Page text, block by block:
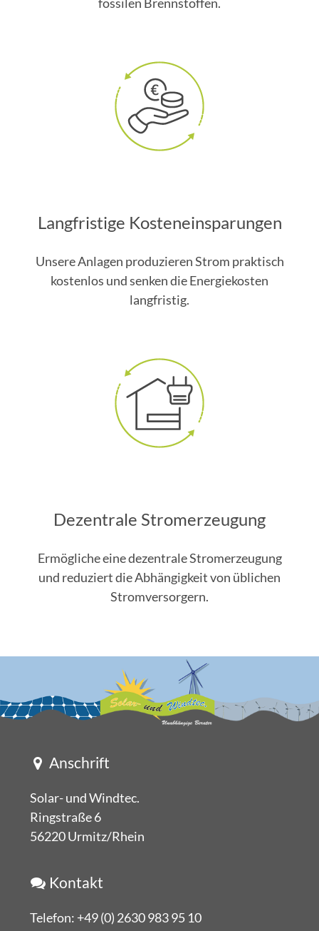
Langfristige Kosteneinsparungen
Unsere Anlagen produzieren Strom praktisch
kostenlos und senken die Energiekosten
langfristig.
Dezentrale Stromerzeugung
Ermögliche eine dezentrale Stromerzeugung
und reduziert die Abhängigkeit von üblichen
Stromversorgern.
Anschrift
Solar- und Windtec.
Ringstraße 6
56220 Urmitz/Rhein
Kontakt
Telefon: +49 (0) 2630 983 95 10